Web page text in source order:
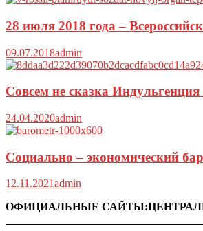
28 июля 2018 года –
09.07.2018admin
Совсем не сказка Индульгенция
24.04.2020admin
Социально – экономический
12.11.2021admin
ОФИЦИАЛЬНЫЕ